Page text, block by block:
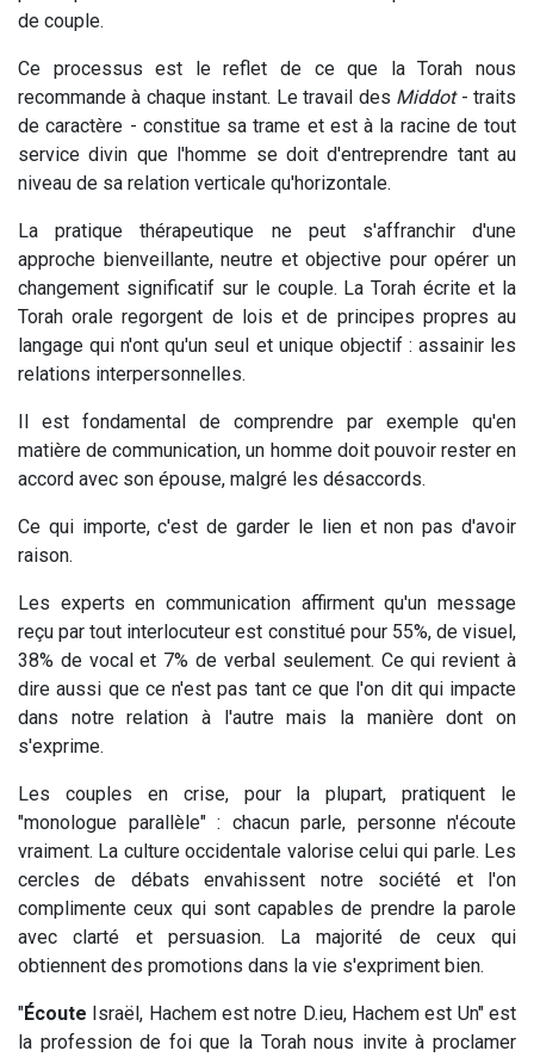
de couple.
Ce processus est le reflet de ce que la Torah nous
recommande à chaque instant. Le travail des Middot- traits
de caractère - constitue sa trame et est à la racine de tout
service divin que l'homme se doit d'entreprendre tant au
niveau de sa relation verticale qu'horizontale.
La pratique thérapeutique ne peut s'affranchir d'une
approche bienveillante, neutre et objective pour opérer un
changement significatif sur le couple. La Torah écrite et la
Torah orale regorgent de lois et de principes propres au
langage qui n'ont qu'un seul et unique objectif : assainir les
relations interpersonnelles.
Il est fondamental de comprendre par exemple qu'en
matière de communication, un homme doit pouvoir rester en
accord avec son épouse, malgré les désaccords.
Ce qui importe, c'est de garder le lien et non pas d'avoir
raison.
Les experts en communication affirment qu'un message
reçu par tout interlocuteur est constitué pour 55%, de visuel,
38% de vocal et 7% de verbal seulement. Ce qui revient à
dire aussi que ce n'est pas tant ce que l'on dit qui impacte
dans notre relation à l'autre mais la manière dont on
s'exprime.
Les couples en crise, pour la plupart, pratiquent le
"monologue parallèle" : chacun parle, personne n'écoute
vraiment. La culture occidentale valorise celui qui parle. Les
cercles de débats envahissent notre société et l'on
complimente ceux qui sont capables de prendre la parole
avec clarté et persuasion. La majorité de ceux qui
obtiennent des promotions dans la vie s'expriment bien.
"Écoute Israël, Hachem est notre D.ieu, Hachem est Un" est
la profession de foi que la Torah nous invite à proclamer